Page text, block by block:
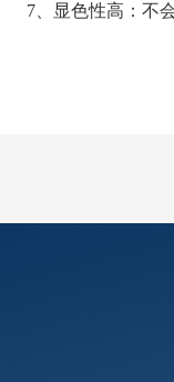
7、显色性高：不会